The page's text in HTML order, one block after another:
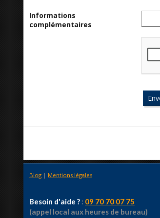
Informations
complémentaires
Blog | Mentions légales
Besoin d'aide ? : 09 70 70 07 75
(appel local aux heures de bureau)